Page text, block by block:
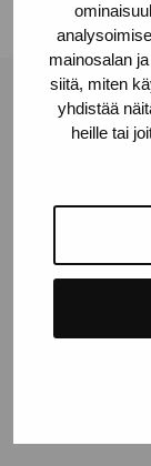
mainosalan
siitä, miten
yhdistää
heille tai
Pro
+358 (0)50